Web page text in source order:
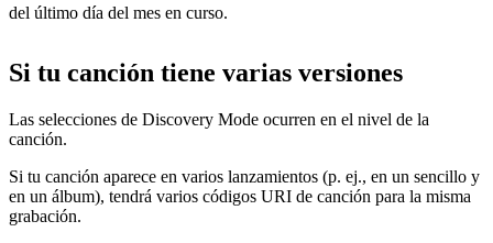
del último día del mes en curso.
Si tu canción tiene varias versiones
Las selecciones de Discovery Mode ocurren en el nivel de la
canción.
Si tu canción aparece en varios lanzamientos (p. ej., en un sencillo y
en un álbum), tendrá varios códigos URI de canción para la misma
grabación.